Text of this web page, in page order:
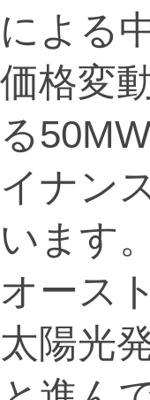
による
価格変
る
イナン
います。
オース
太陽光